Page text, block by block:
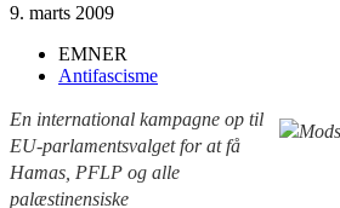
9. marts 2009
EMNER
Antifascisme
En international kampagne op til
EU-parlamentsvalget for at få
Hamas, PFLP og alle
palæstinensiske